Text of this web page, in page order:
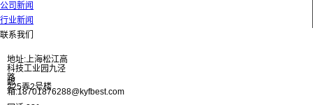
公司新闻
行业新闻
联系我们
地址:上海松江高
科技工业园九泾
路
325弄2号楼
邮
箱:18701876288@kyfbest.com